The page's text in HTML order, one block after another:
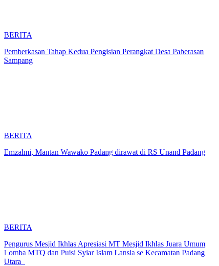
BERITA
Pemberkasan Tahap Kedua Pengisian Perangkat Desa Paberasan
Sampang
BERITA
Emzalmi, Mantan Wawako Padang dirawat di RS Unand Padang
BERITA
Pengurus Mesjid Ikhlas Apresiasi MT Mesjid Ikhlas Juara Umum
Lomba MTQ dan Puisi Syiar Islam Lansia se Kecamatan Padang
Utara